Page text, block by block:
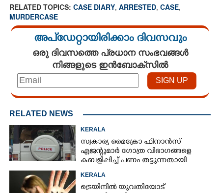
RELATED TOPICS: CASE DIARY, ARRESTED, CASE,
MURDERCASE
അപ്ഡേറ്റായിരിക്കാം ദിവസവും
ഒരു ദിവസത്തെ പ്രധാന സംഭവങ്ങൾ
നിങ്ങളുടെ ഇൻബോക്സിൽ
RELATED NEWS
KERALA
സ്വകാര്യ മൈക്രോ ഫിനാൻസ്
എജന്റുമാർ ഗോത്ര വിഭാഗങ്ങളെ
കബളിപ്പിച്ച് പണം തട്ടുന്നതായി
KERALA
ട്രെയിനിൽ യുവതിയോട്